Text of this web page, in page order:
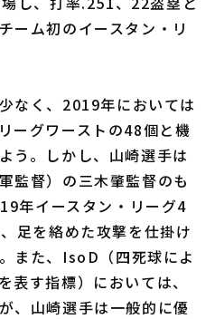
ーム初のイースタン・リ
なく、2019年においては
ーグワーストの48個と機
う。しかし、山崎選手は
監督）の三木肇監督のも
年イースタン・リーグ4
足を絡めた攻撃を仕掛け
また、IsoD（四死球によ
表す指標）においては、
、山崎選手は一般的に優